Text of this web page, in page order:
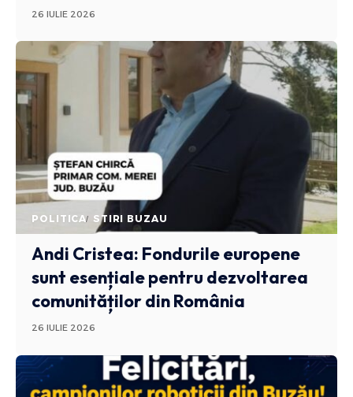
26 IULIE 2026
POLITICA STIRI BUZAU
Andi Cristea: Fondurile europene
sunt esențiale pentru dezvoltarea
comunităților din România
26 IULIE 2026